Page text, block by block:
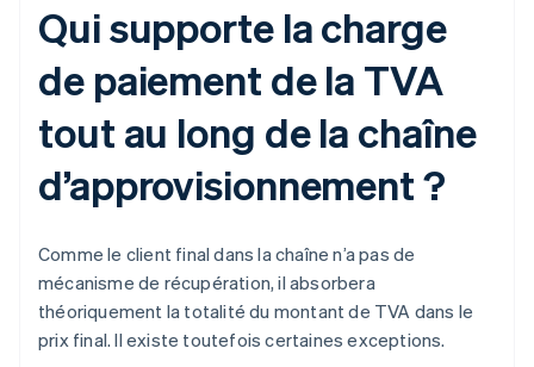
Qui supporte la charge
de paiement de la TVA
tout au long de la chaîne
d’approvisionnement ?
Comme le client final dans la chaîne n’a pas de
mécanisme de récupération, il absorbera
théoriquement la totalité du montant de TVA dans le
prix final. Il existe toutefois certaines exceptions.